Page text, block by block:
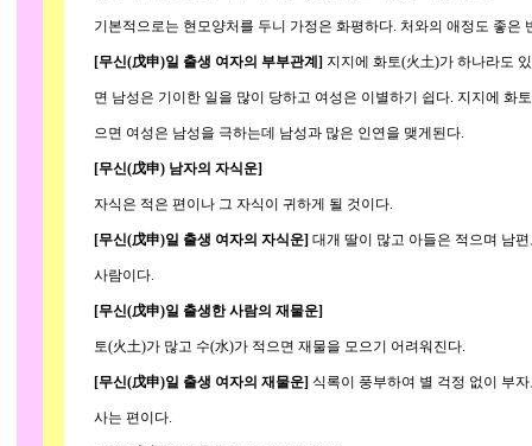
기본적으로는 현모양처를 두니 가정은 화평하다. 처와의 애정도 좋은
[무신(戊申)일 출생 여자의 부부관계] 지지에 화토(火土)가 하나라도
면 남성은 기이한 일을 많이 당하고 여성은 이별하기 쉽다. 지지에 화
으면 여성은 남성을 극하는데 남성과 많은 인연을 맺게된다.
[무신(戊申) 남자의 자식운]
자식은 적은 편이나 그 자식이 귀하게 될 것이다.
[무신(戊申)일 출생 여자의 자식운] 대개 딸이 많고 아들은 적으며 남
사람이다.
[무신(戊申)일 출생한 사람의 재물운]
토(火土)가 많고 수(水)가 적으면 재물을 모으기 어려워진다.
[무신(戊申)일 출생 여자의 재물운] 식록이 풍부하여 별 걱정 없이 부
사는 편이다.